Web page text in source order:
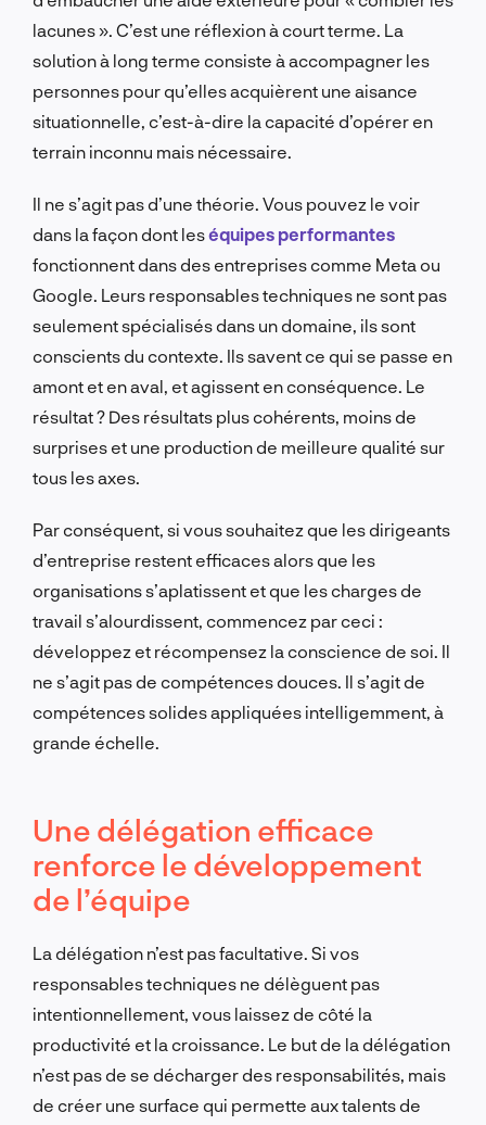
lacunes ». C’est une réflexion à court terme. La
solution à long terme consiste à accompagner les
personnes pour qu’elles acquièrent une aisance
situationnelle, c’est-à-dire la capacité d’opérer en
terrain inconnu mais nécessaire.
Il ne s’agit pas d’une théorie. Vous pouvez le voir
dans la façon dont leséquipes performantes
fonctionnent dans des entreprises comme Meta ou
Google. Leurs responsables techniques ne sont pas
seulement spécialisés dans un domaine, ils sont
conscients du contexte. Ils savent ce qui se passe en
amont et en aval, et agissent en conséquence. Le
résultat ? Des résultats plus cohérents, moins de
surprises et une production de meilleure qualité sur
tous les axes.
Par conséquent, si vous souhaitez que les dirigeants
d’entreprise restent efficaces alors que les
organisations s’aplatissent et que les charges de
travail s’alourdissent, commencez par ceci :
développez et récompensez la conscience de soi. Il
ne s’agit pas de compétences douces. Il s’agit de
compétences solides appliquées intelligemment, à
grande échelle.
Une délégation efficace
renforce le développement
de l’équipe
La délégation n’est pas facultative. Si vos
responsables techniques ne délèguent pas
intentionnellement, vous laissez de côté la
productivité et la croissance. Le but de la délégation
n’est pas de se décharger des responsabilités, mais
de créer une surface qui permette aux talents de